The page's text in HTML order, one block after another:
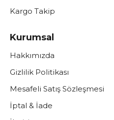
Kargo Takip
Kurumsal
Hakkımızda
Gizlilik Politikası
Mesafeli Satış Sözleşmesi
İptal & İade